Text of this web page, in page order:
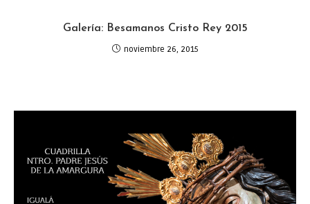
Galería: Besamanos Cristo Rey 2015
noviembre 26, 2015